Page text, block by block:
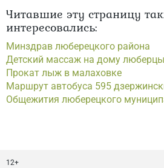
Читавшие эту страницу
интересовались:
Минздрав люберецкого района
Детский массаж на дому люберцы
Прокат лыж в малаховке
Маршрут автобуса 595
Общежития люберецкого
12+